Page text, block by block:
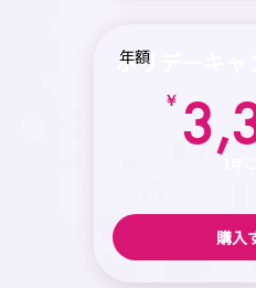
ホリデーキャ
￥
1年
購入
年額